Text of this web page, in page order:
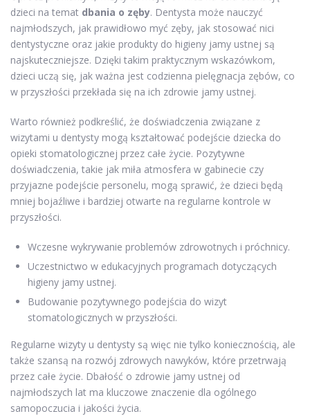
dzieci na temat dbania o zęby. Dentysta może nauczyć
najmłodszych, jak prawidłowo myć zęby, jak stosować nici
dentystyczne oraz jakie produkty do higieny jamy ustnej są
najskuteczniejsze. Dzięki takim praktycznym wskazówkom,
dzieci uczą się, jak ważna jest codzienna pielęgnacja zębów, co
w przyszłości przekłada się na ich zdrowie jamy ustnej.
Warto również podkreślić, że doświadczenia związane z
wizytami u dentysty mogą kształtować podejście dziecka do
opieki stomatologicznej przez całe życie. Pozytywne
doświadczenia, takie jak miła atmosfera w gabinecie czy
przyjazne podejście personelu, mogą sprawić, że dzieci będą
mniej bojaźliwe i bardziej otwarte na regularne kontrole w
przyszłości.
Wczesne wykrywanie problemów zdrowotnych i próchnicy.
Uczestnictwo w edukacyjnych programach dotyczących
higieny jamy ustnej.
Budowanie pozytywnego podejścia do wizyt
stomatologicznych w przyszłości.
Regularne wizyty u dentysty są więc nie tylko koniecznością, ale
także szansą na rozwój zdrowych nawyków, które przetrwają
przez całe życie. Dbałość o zdrowie jamy ustnej od
najmłodszych lat ma kluczowe znaczenie dla ogólnego
samopoczucia i jakości życia.